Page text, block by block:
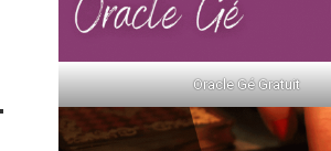
Oracle Gé Gratuit